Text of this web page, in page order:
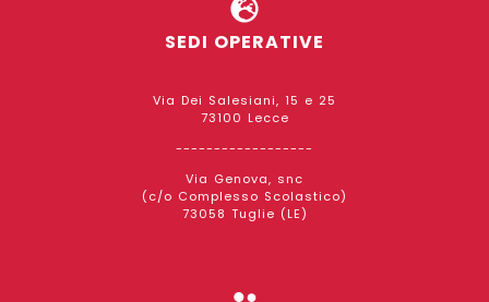
SEDI OPERATIVE
Via Dei Salesiani, 15 e 25
73100 Lecce
------------------
Via Genova, snc
(c/o Complesso Scolastico)
73058 Tuglie (LE)